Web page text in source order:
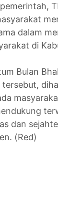
dalam
di
Bulan
tersebut,
dan
(Red)